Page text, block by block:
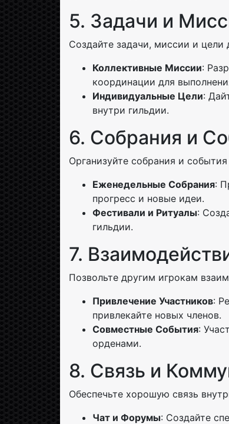
5. Задачи и
Создайте задачи, миссии и
Коллективные Миссии:
координации для
Индивидуальные Цели:
внутри гильдии.
6. Собрания и
Организуйте собрания и
Еженедельные Собрания:
прогресс и новые идеи.
Фестивали и Ритуалы:
гильдии.
7.
Позвольте другим игрокам
Привлечение Участников:
привлекайте новых членов.
Совместные События:
орденами.
8. Связь и
Обеспечьте хорошую связь
Чат и Форумы: Создайте